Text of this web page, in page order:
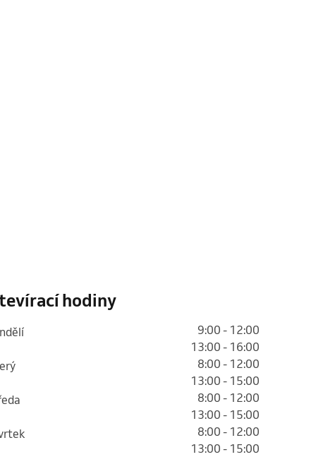
hodiny
9:00 - 12:00
13:00 - 16:00
8:00 - 12:00
13:00 - 15:00
8:00 - 12:00
13:00 - 15:00
8:00 - 12:00
13:00 - 15:00